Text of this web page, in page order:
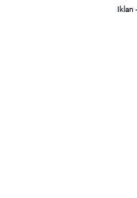
Iklan